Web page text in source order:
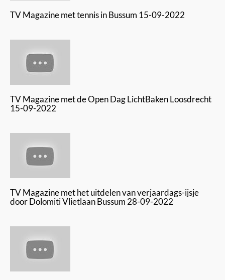
TV Magazine met tennis in Bussum 15-09-2022
TV Magazine met de Open Dag LichtBaken Loosdrecht
15-09-2022
TV Magazine met het uitdelen van verjaardags-ijsje
door Dolomiti Vlietlaan Bussum 28-09-2022